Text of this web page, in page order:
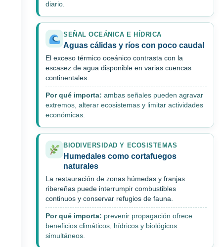
diario.
SEÑAL OCEÁNICA E HÍDRICA
Aguas cálidas y ríos con poco caudal
El exceso térmico oceánico contrasta con la
escasez de agua disponible en varias cuencas
continentales.
Por qué importa: ambas señales pueden agravar
extremos, alterar ecosistemas y limitar actividades
económicas.
BIODIVERSIDAD Y ECOSISTEMAS
Humedales como cortafuegos
naturales
La restauración de zonas húmedas y franjas
ribereñas puede interrumpir combustibles
continuos y conservar refugios de fauna.
Por qué importa: prevenir propagación ofrece
beneficios climáticos, hídricos y biológicos
simultáneos.